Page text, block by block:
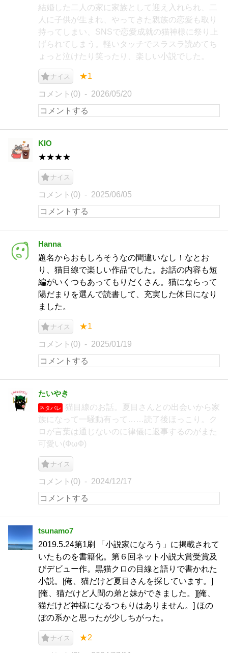
結婚した二人の家に家族として迎え入れられ、二
人に子供が生まれ、やってきた親族の恋愛も取り
持ってしまい、SNSで恋愛成就の猫神様に祭り上
げられてしまう。軽いタッチでスラスラ読めてち
ょっと泣けたり笑ったり、楽しい小説でした。
ナイス ★1
コメント(0) 2026/05/20
KIO
★★★★
ナイス
コメント(0) 2025/06/05
Hanna
題名からおもしろそうなの間違いなし！なとお
り、猫目線で楽しい作品でした。お話の内容も短
編がいくつもあってもりだくさん。猫にならって
陽だまりを選んで読書して、充実した休日になり
ました。
ナイス ★1
コメント(0) 2025/01/19
たいやき
ネタバレ
猫目線のお話。夏目さんとの出会いから家
族になって一騒動有って……読了後ほっこり。ク
ロが言葉は通じないのに律儀に返事するのがまた
可愛い(ФωФ)
ナイス
コメント(0) 2024/12/17
tsunamo7
2019.5.24第1刷 「小説家になろう」に掲載されて
いたものを書籍化。第６回ネット小説大賞受賞及
びデビュー作。黒猫クロの目線と語りで書かれた
小説。[俺、猫だけど夏目さんを探しています。]
[俺、猫だけど人間の弟と妹ができました。][俺、
猫だけど神様になるつもりはありません。] ほの
ぼの系かと思ったが少しちがった。
ナイス ★2